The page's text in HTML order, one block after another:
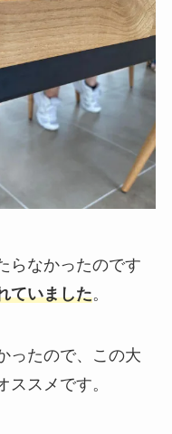
らなかったのです
ていました。
ったので、この大
ススメです。